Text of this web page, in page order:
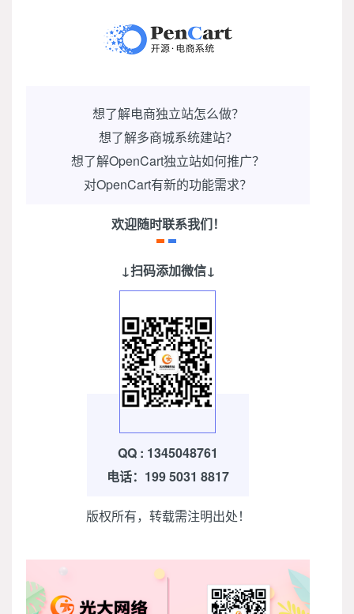
想了解电商独立站怎么做？
想了解多商城系统建站？
想了解OpenCart独立站如何推广？
对OpenCart有新的功能需求？
欢迎随时联系我们！
↓扫码添加微信↓
QQ : 1345048761
电话：199 5031 8817
版权所有，转载需注明出处！